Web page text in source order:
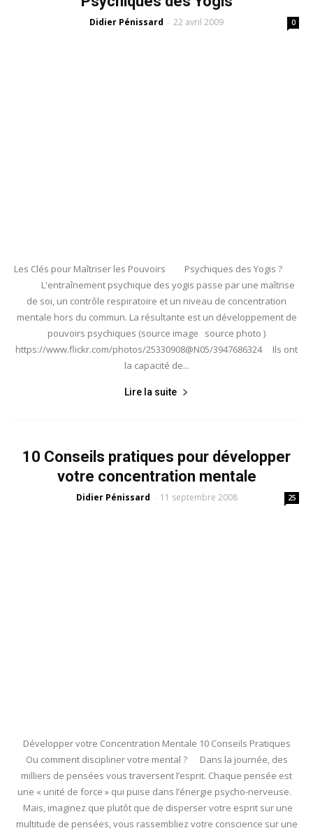
Didier Pénissard - 22 avril 2009 0
Les Clés pour Maîtriser les Pouvoirs Psychiques des Yogis ?
L'entraînement psychique des yogis passe par une maîtrise
de soi, un contrôle respiratoire et un niveau de concentration
mentale hors du commun. La résultante est un développement de
pouvoirs psychiques (source image source photo )
https://www.flickr.com/photos/25330908@N05/3947686324 Ils ont
la capacité de...
Lire la suite
10 Conseils pratiques pour développer
votre concentration mentale
Didier Pénissard - 11 septembre 2008 25
Développer votre Concentration Mentale 10 Conseils Pratiques
Ou comment discipliner votre mental ? Dans la journée, des
milliers de pensées vous traversent l’esprit. Chaque pensée est
une « unité de force » qui puise dans l’énergie psycho-nerveuse.
Mais, imaginez que plutôt que de disperser votre esprit sur une
multitude de pensées, vous rassembliez votre conscience sur une